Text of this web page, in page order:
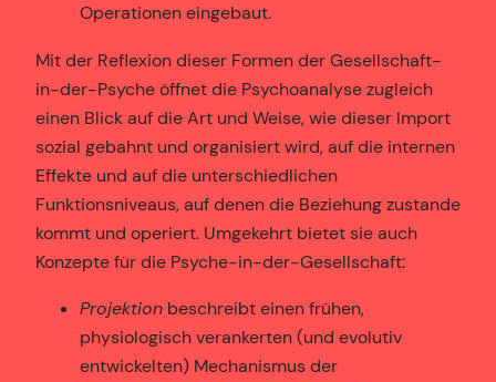
Operationen eingebaut.
Mit der Reflexion dieser Formen der Gesellschaft-
in-der-Psyche öffnet die Psychoanalyse zugleich
einen Blick auf die Art und Weise, wie dieser Import
sozial gebahnt und organisiert wird, auf die internen
Effekte und auf die unterschiedlichen
Funktionsniveaus, auf denen die Beziehung zustande
kommt und operiert. Umgekehrt bietet sie auch
Konzepte für die Psyche-in-der-Gesellschaft:
Projektion beschreibt einen frühen,
physiologisch verankerten (und evolutiv
entwickelten) Mechanismus der